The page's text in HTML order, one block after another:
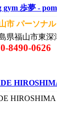
gym 歩夢 - pom
市 パーソナ
県福山市東
8490-0626